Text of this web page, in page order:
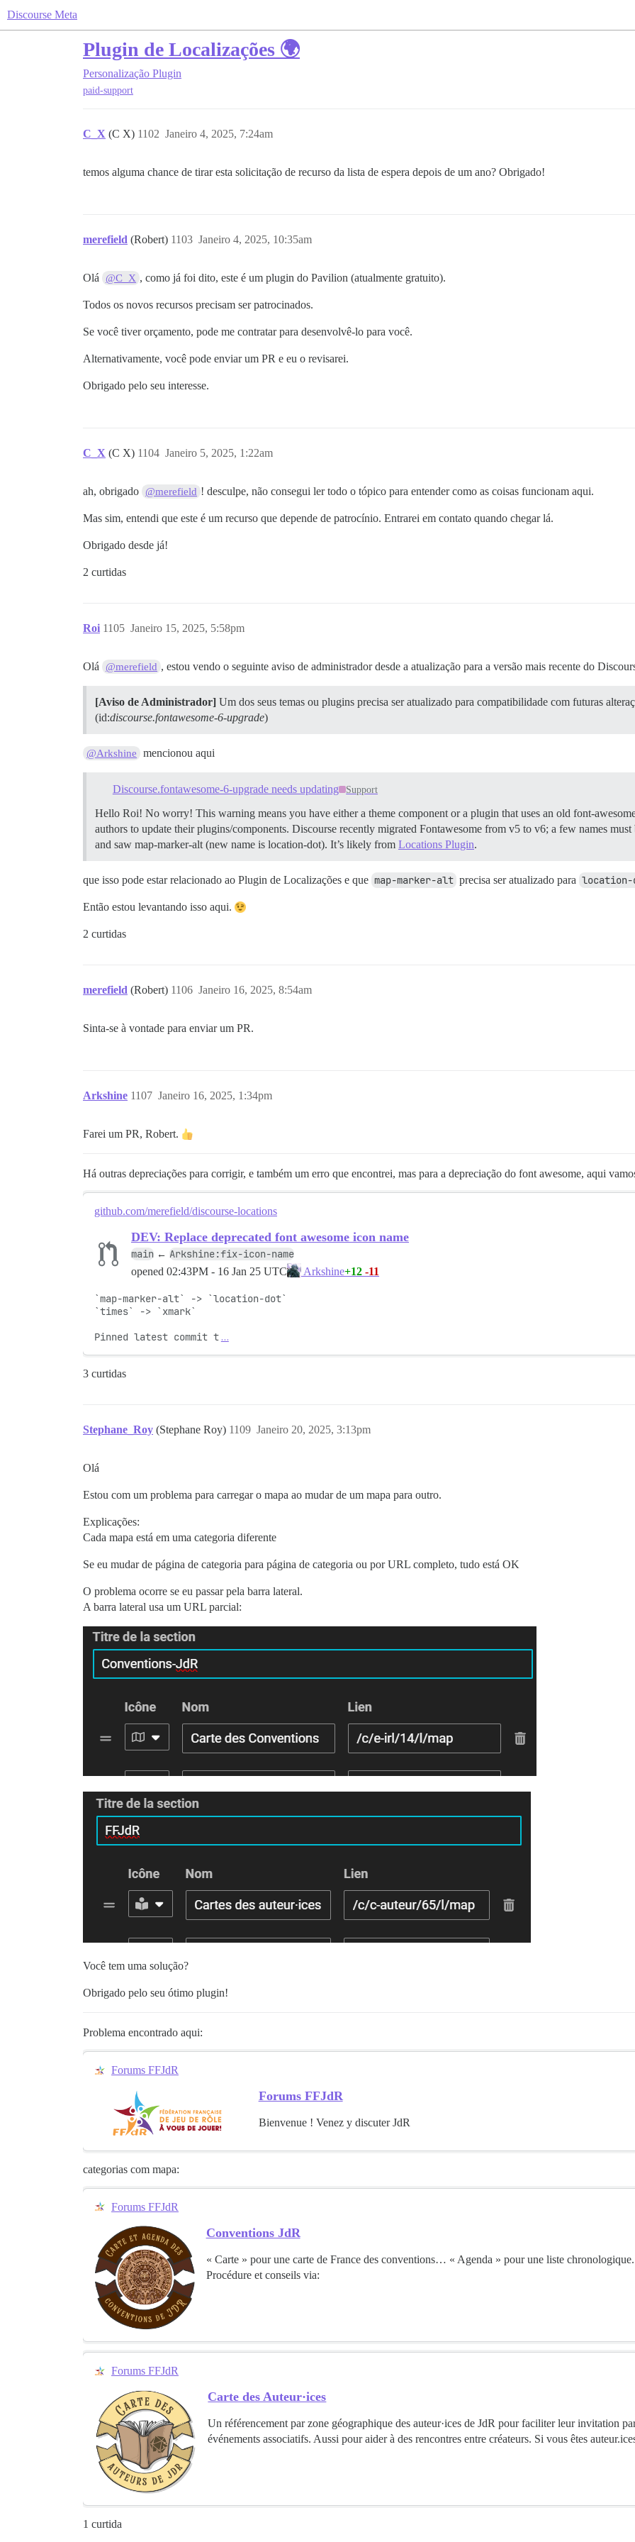
Discourse Meta
Plugin de Localizações 🌍
Personalização Plugin
paid-support
C_X (C X) Janeiro 4, 2025, 7:24am
1102
temos alguma chance de tirar esta solicitação de recurso da lista de espera depois de um ano? Obrigado!
merefield (Robert) Janeiro 4, 2025, 10:35am
1103
Olá @C_X , como já foi dito, este é um plugin do Pavilion (atualmente gratuito).
Todos os novos recursos precisam ser patrocinados.
Se você tiver orçamento, pode me contratar para desenvolvê-lo para você.
Alternativamente, você pode enviar um PR e eu o revisarei.
Obrigado pelo seu interesse.
C_X (C X) Janeiro 5, 2025, 1:22am
1104
ah, obrigado @merefield ! desculpe, não consegui ler todo o tópico para entender como as coisas funcionam aqui.
Mas sim, entendi que este é um recurso que depende de patrocínio. Entrarei em contato quando chegar lá.
Obrigado desde já!
2 curtidas
Roi Janeiro 15, 2025, 5:58pm
1105
Olá @merefield , estou vendo o seguinte aviso de administrador desde a atualização para a versão mais recente do
[Aviso de Administrador] Um dos seus temas ou plugins precisa ser atualizado para compatibilidade com futuras
(id:discourse.fontawesome-6-upgrade)
@Arkshine mencionou aqui
Discourse.fontawesome-6-upgrade needs updating Support
Hello Roi! No worry! This warning means you have either a theme component or a plugin that uses an old font-
authors to update their plugins/components. Discourse recently migrated Fontawesome from v5 to v6; a few names
and saw map-marker-alt (new name is location-dot). It’s likely from Locations Plugin.
que isso pode estar relacionado ao Plugin de Localizações e que map-marker-alt precisa ser atualizado para location-
Então estou levantando isso aqui.
2 curtidas
merefield (Robert) Janeiro 16, 2025, 8:54am
1106
Sinta-se à vontade para enviar um PR.
Arkshine Janeiro 16, 2025, 1:34pm
1107
Farei um PR, Robert.
Há outras depreciações para corrigir, e também um erro que encontrei, mas para a depreciação do font awesome, aqui
github.com/merefield/discourse-locations
DEV: Replace deprecated font awesome icon name
main ← Arkshine:fix-icon-name
opened 02:43PM - 16 Jan 25 UTC Arkshine+12 -11
`map-marker-alt` -> `location-dot`
`times` -> `xmark`
Pinned latest commit t …
3 curtidas
Stephane_Roy (Stephane Roy) Janeiro 20, 2025, 3:13pm
1109
Olá
Estou com um problema para carregar o mapa ao mudar de um mapa para outro.
Explicações:
Cada mapa está em uma categoria diferente
Se eu mudar de página de categoria para página de categoria ou por URL completo, tudo está OK
O problema ocorre se eu passar pela barra lateral.
A barra lateral usa um URL parcial:
Você tem uma solução?
Obrigado pelo seu ótimo plugin!
Problema encontrado aqui:
Forums FFJdR
Forums FFJdR
Bienvenue ! Venez y discuter JdR
categorias com mapa:
Forums FFJdR
Conventions JdR
« Carte » pour une carte de France des conventions… « Agenda » pour une liste
Procédure et conseils via:
Forums FFJdR
Carte des Auteur·ices
Un référencement par zone géographique des auteur·ices de JdR pour faciliter leur invitation
événements associatifs. Aussi pour aider à des rencontres entre créateurs. Si vous êtes
1 curtida